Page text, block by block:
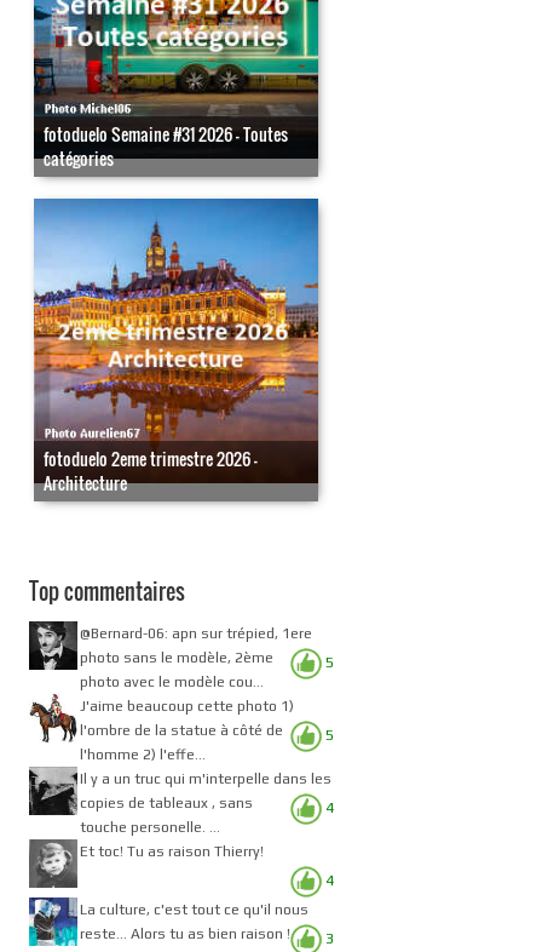
fotoduelo Semaine #31 2026 - Toutes
catégories
fotoduelo 2eme trimestre 2026 -
Architecture
Top commentaires
5
@Bernard-06: apn sur trépied, 1ere
photo sans le modèle, 2ème
photo avec le modèle cou...
5
J'aime beaucoup cette photo 1)
l'ombre de la statue à côté de
l'homme 2) l'effe...
4
Il y a un truc qui m'interpelle dans les
copies de tableaux , sans
touche personelle. ...
4
Et toc! Tu as raison Thierry!
3
La culture, c'est tout ce qu'il nous
reste... Alors tu as bien raison !